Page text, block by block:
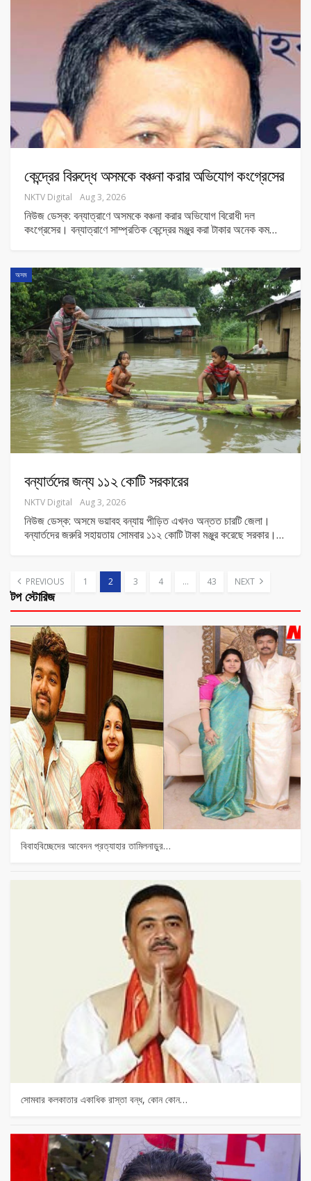
কেন্দ্রের বিরুদ্ধে অসমকে বঞ্চনা করার অভিযোগ কংগ্রেসের
NKTV Digital Aug 3, 2026
নিউজ ডেস্ক: বন্যাত্রাণে অসমকে বঞ্চনা করার অভিযোগ বিরোধী দল
কংগ্রেসের। বন্যাত্রাণে সাম্প্রতিক কেন্দ্রের মঞ্জুর করা টাকার অনেক কম…
অসম
বন্যার্তদের জন্য ১১২ কোটি সরকারের
NKTV Digital Aug 3, 2026
নিউজ ডেস্ক: অসমে ভয়াবহ বন্যায় পীড়িত এখনও অন্তত চারটি জেলা।
বন্যার্তদের জরুরি সহায়তায় সোমবার ১১২ কোটি টাকা মঞ্জুর করেছে সরকার।…
PREVIOUS 1 2 3 4 … 43 NEXT
টপ স্টোরিজ
বিবাহবিচ্ছেদের আবেদন প্রত্যাহার তামিলনাড়ুর…
সোমবার কলকাতার একাধিক রাস্তা বন্ধ, কোন কোন…